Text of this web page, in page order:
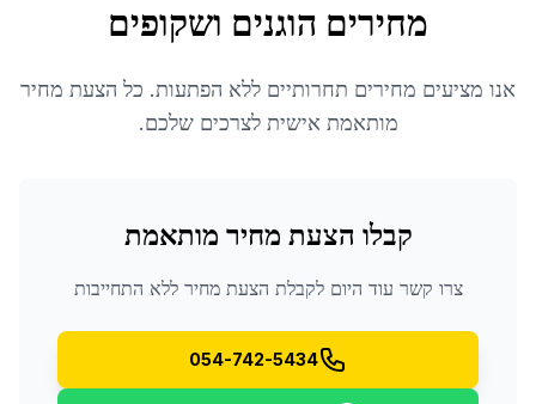
מחירים הוגנים ושקופים
אנו מציעים מחירים תחרותיים ללא הפתעות. כל הצעת מחיר
מותאמת אישית לצרכים שלכם.
קבלו הצעת מחיר מותאמת
צרו קשר עוד היום לקבלת הצעת מחיר ללא התחייבות
054-742-5434